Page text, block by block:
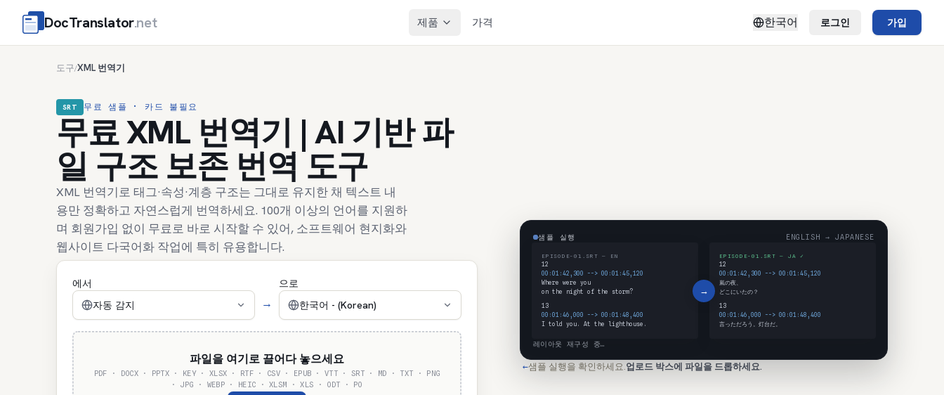
DocTranslator.net 제품 가격 한국어 로그인 가입
도구/XML 번역기
SRT 무료 샘플 · 카드 불필요
무료 XML 번역기 | AI 기반 파
일 구조 보존 번역 도구
XML 번역기로 태그·속성·계층 구조는 그대로 유지한 채 텍스트 내
용만 정확하고 자연스럽게 번역하세요. 100개 이상의 언어를 지원하
며 회원가입 없이 무료로 바로 시작할 수 있어, 소프트웨어 현지화와
웹사이트 다국어화 작업에 특히 유용합니다.
에서
자동 감지
→
으로
한국어 - (Korean)
파일을 여기로 끌어다 놓으세요
PDF · DOCX · PPTX · KEY · XLSX · RTF · CSV · EPUB · VTT · SRT · MD · TXT · PNG
· JPG · WEBP · HEIC · XLSM · XLS · ODT · PO
샘플 실행 ENGLISH → JAPANESE
EPISODE-01.SRT — EN
12
00:01:42,300 --> 00:01:45,120
Where were you
on the night of the storm?
13
00:01:46,000 --> 00:01:48,400
I told you. At the lighthouse.
EPISODE-01.SRT — JA ✓
12
00:01:42,300 --> 00:01:45,120
嵐の夜、
どこにいたの？
13
00:01:46,000 --> 00:01:48,400
言っただろう。灯台だ。
→
레이아웃 재구성 중…
←샘플 실행을 확인하세요.업로드 박스에 파일을 드롭하세요.